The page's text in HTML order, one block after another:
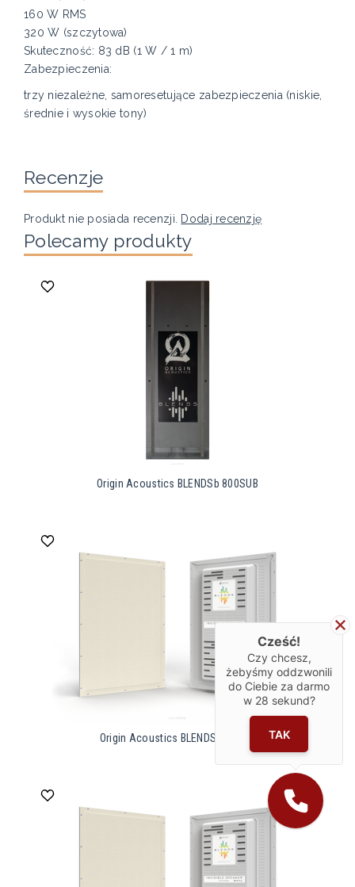
160 W RMS
320 W (szczytowa)
Skuteczność: 83 dB (1 W / 1 m)
Zabezpieczenia:
trzy niezależne, samoresetujące zabezpieczenia (niskie,
średnie i wysokie tony)
Recenzje
Produkt nie posiada recenzji. Dodaj recenzję
Polecamy produkty
Origin Acoustics BLENDSb 800SUB
Origin Acoustics BLENDS 802 - 8’’
Cześć!
Czy chcesz,
żebyśmy oddzwonili
do Ciebie za darmo
w 28 sekund?
TAK